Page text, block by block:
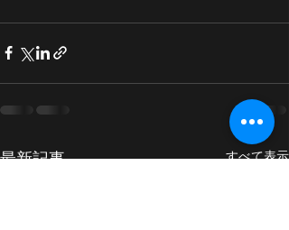
最新記事 すべて表示